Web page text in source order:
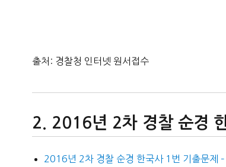
출처: 경찰청 인터넷 원서접수
2016년 2차 경찰 순경
2016년 2차 경찰 순경 한국사 1번 기출문제 –